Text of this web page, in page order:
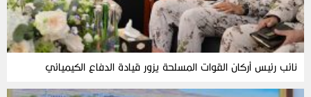
نائب رئيس أركان القوات المسلحة يزور قيادة الدفاع الكيميائي